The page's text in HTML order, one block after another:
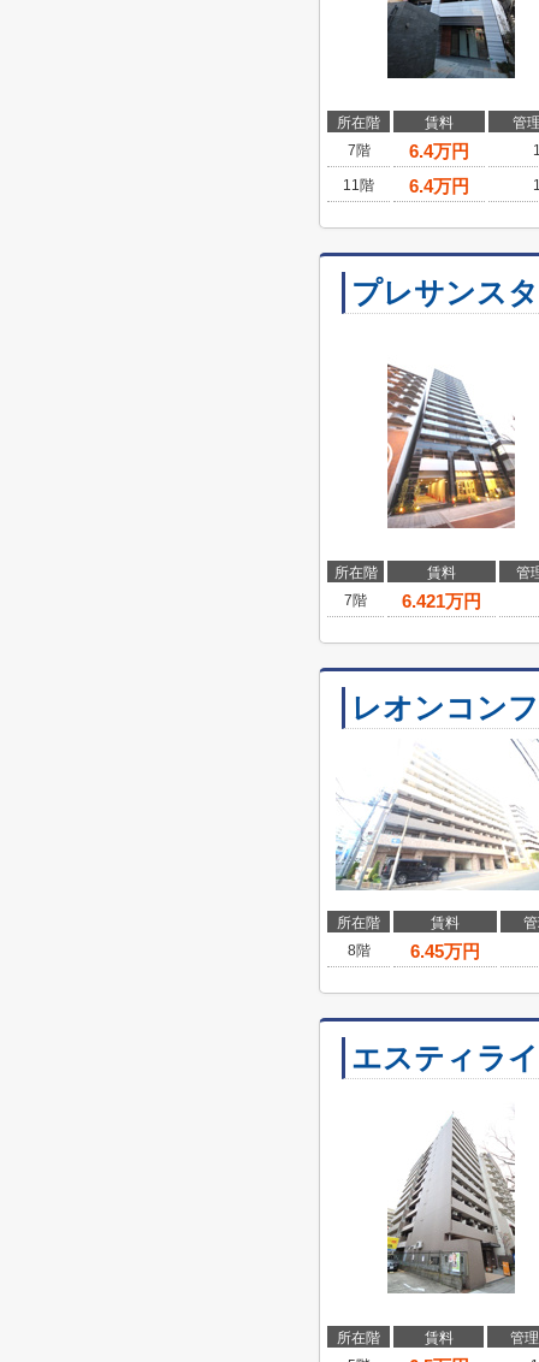
所在階 賃料
管
7階
6.4万円
11階 6.4万円
プレサンス
所在階 賃料
管
7階
6.421万円
レオンコン
所在階 賃料
8階
6.45万円
エスティラ
所在階 賃料
管